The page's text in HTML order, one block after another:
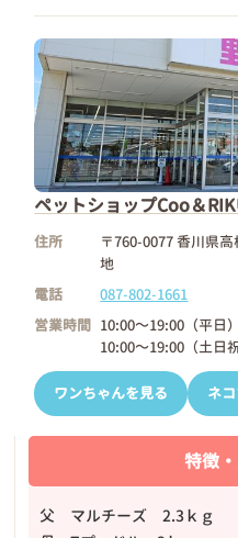
ペットショップCoo＆
住所
〒760-0077 香川県
地
電話
087-802-1661
営業時間 10:00～19:00（平日）
10:00～19:00（土日祝
ワンちゃんを見る ネ
特徴
父 マルチーズ 2.3ｋｇ